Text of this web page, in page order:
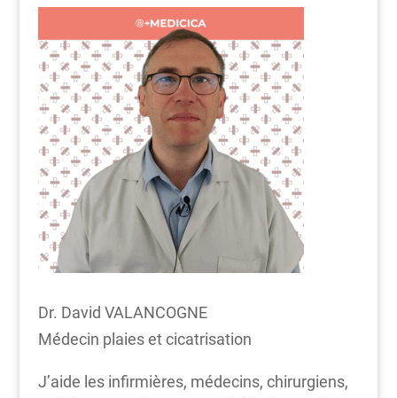
Dr. David VALANCOGNE
Médecin plaies et cicatrisation
J’aide les infirmières, médecins, chirurgiens,